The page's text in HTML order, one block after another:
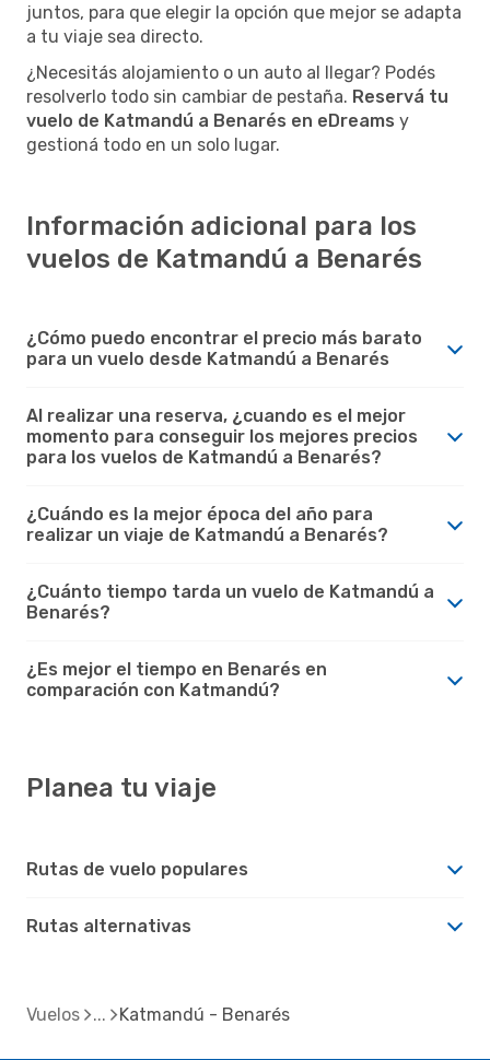
juntos, para que elegir la opción que mejor se adapta
a tu viaje sea directo.
¿Necesitás alojamiento o un auto al llegar? Podés
resolverlo todo sin cambiar de pestaña. Reservá tu
vuelo de Katmandú a Benarés en eDreams y
gestioná todo en un solo lugar.
Información adicional para los
vuelos de Katmandú a Benarés
¿Cómo puedo encontrar el precio más barato
para un vuelo desde Katmandú a Benarés
Al realizar una reserva, ¿cuando es el mejor
momento para conseguir los mejores precios
para los vuelos de Katmandú a Benarés?
¿Cuándo es la mejor época del año para
realizar un viaje de Katmandú a Benarés?
¿Cuánto tiempo tarda un vuelo de Katmandú a
Benarés?
¿Es mejor el tiempo en Benarés en
comparación con Katmandú?
Planea tu viaje
Rutas de vuelo populares
Rutas alternativas
Vuelos Katmandú - Benarés